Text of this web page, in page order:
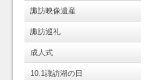
諏訪映像遺産
諏訪巡礼
成人式
10.1諏訪湖の日